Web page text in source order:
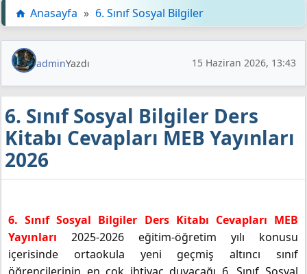
Anasayfa » 6. Sınıf Sosyal Bilgiler
adminYazdı 15 Haziran 2026, 13:43
6. Sınıf Sosyal Bilgiler Ders
Kitabı Cevapları MEB Yayınları
2026
6. Sınıf Sosyal Bilgiler Ders Kitabı Cevapları MEB
Yayınları 2025-2026 eğitim-öğretim yılı konusu
içerisinde ortaokula yeni geçmiş altıncı sınıf